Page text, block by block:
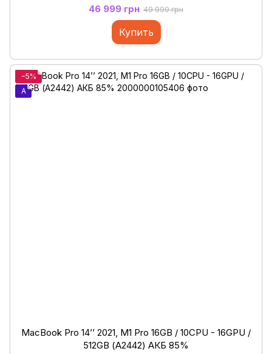
46 999 грн 49 999 грн
Купить
−5%
A
MacBook Pro 14’’ 2021, M1 Pro 16GB / 10CPU - 16GPU /
512GB (А2442) АКБ 85%